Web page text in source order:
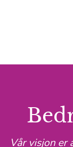
Vår visjon er